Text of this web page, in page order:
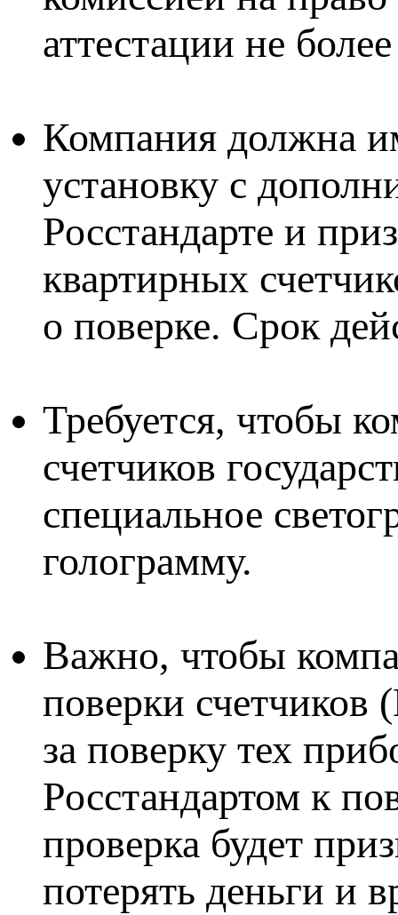
аттестации не
Компания должна
установку с
Росстандарте и
квартирных
о поверке. Срок
Требуется, чтобы
счетчиков
специальное
голограмму.
Важно, чтобы
поверки
за поверку тех
Росстандартом к
проверка будет
потерять деньги и